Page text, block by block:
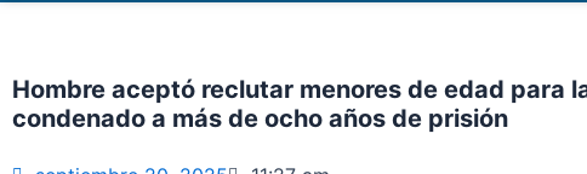
Hombre aceptó reclutar menores de edad para
condenado a más de ocho años de prisión